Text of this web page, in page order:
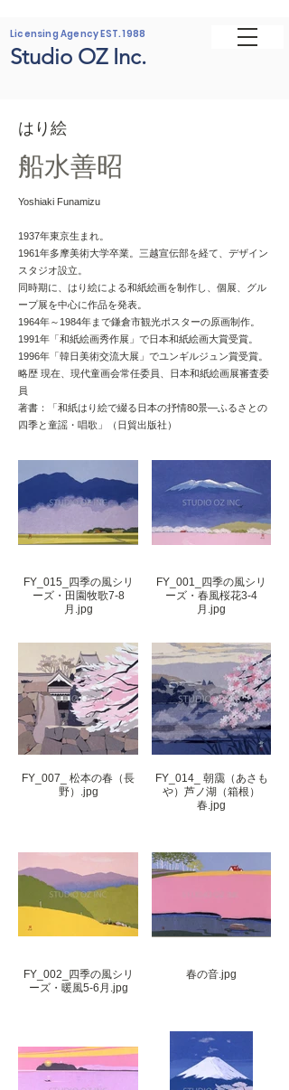
Licensing Agency EST. 1988
Studio OZ Inc.
はり絵
船水善昭
Yoshiaki Funamizu
1937年東京生まれ。
1961年多摩美術大学卒業。三越宣伝部を経て、デザイン
スタジオ設立。
同時期に、はり絵による和紙絵画を制作し、個展、グル
ープ展を中心に作品を発表。
1964年～1984年まで鎌倉市観光ポスターの原画制作。
1991年「和紙絵画秀作展」で日本和紙絵画大賞受賞。
1996年「韓日美術交流大展」でユンギルジュン賞受賞。
略歴 現在、現代童画会常任委員、日本和紙絵画展審査委
員
著書：「和紙はり絵で綴る日本の抒情80景―ふるさとの
四季と童謡・唱歌」（日貿出版社）
FY_015_四季の風シリ
ーズ・田園牧歌7-8
月.jpg
FY_001_四季の風シリ
ーズ・春風桜花3-4
月.jpg
FY_007_ 松本の春（長
野）.jpg
FY_014_ 朝靄（あさも
や）芦ノ湖（箱根）
春.jpg
FY_002_四季の風シリ
ーズ・暖風5-6月.jpg
春の音.jpg